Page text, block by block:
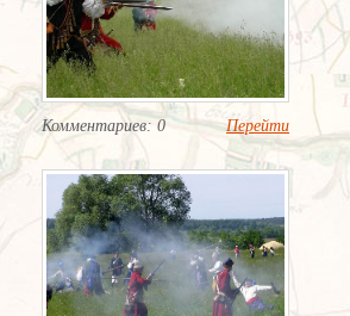
Комментариев: 0 Перейти